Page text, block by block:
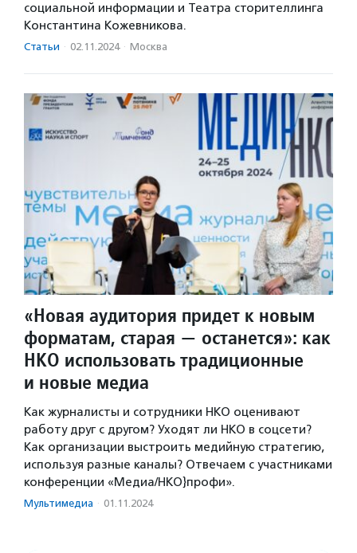
социальной информации и Театра сторителлинга
Константина Кожевникова.
Статьи · 02.11.2024 · Москва
«Новая аудитория придет к новым
форматам, старая — останется»: как
НКО использовать традиционные
и новые медиа
Как журналисты и сотрудники НКО оценивают
работу друг с другом? Уходят ли НКО в соцсети?
Как организации выстроить медийную стратегию,
используя разные каналы? Отвечаем с участниками
конференции «Медиа/НКО}профи».
Мультимедиа · 01.11.2024